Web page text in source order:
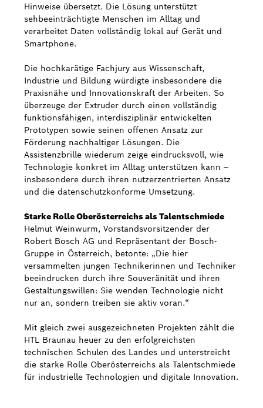
Hinweise übersetzt. Die Lösung unterstützt
sehbeeinträchtigte Menschen im Alltag und
verarbeitet Daten vollständig lokal auf Gerät und
Smartphone.
Die hochkarätige Fachjury aus Wissenschaft,
Industrie und Bildung würdigte insbesondere die
Praxisnähe und Innovationskraft der Arbeiten. So
überzeuge der Extruder durch einen vollständig
funktionsfähigen, interdisziplinär entwickelten
Prototypen sowie seinen offenen Ansatz zur
Förderung nachhaltiger Lösungen. Die
Assistenzbrille wiederum zeige eindrucksvoll, wie
Technologie konkret im Alltag unterstützen kann –
insbesondere durch ihren nutzerzentrierten Ansatz
und die datenschutzkonforme Umsetzung.
Starke Rolle Oberösterreichs als Talentschmiede
Helmut Weinwurm, Vorstandsvorsitzender der
Robert Bosch AG und Repräsentant der Bosch-
Gruppe in Österreich, betonte: „Die hier
versammelten jungen Technikerinnen und Techniker
beeindrucken durch ihre Souveränität und ihren
Gestaltungswillen: Sie wenden Technologie nicht
nur an, sondern treiben sie aktiv voran.“
Mit gleich zwei ausgezeichneten Projekten zählt die
HTL Braunau heuer zu den erfolgreichsten
technischen Schulen des Landes und unterstreicht
die starke Rolle Oberösterreichs als Talentschmiede
für industrielle Technologien und digitale Innovation.